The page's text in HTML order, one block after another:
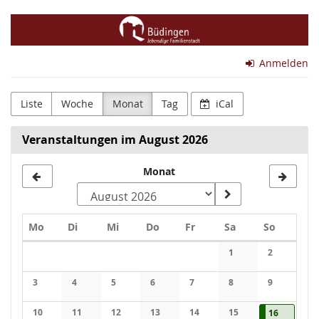
ZumMagistrat
der
Stadt
Büdingen
Anmelden
Liste Woche Monat Tag iCal
Veranstaltungen im August 2026
Monat
Mo Montag
DiDienstag
MiMittwoch
Do Donnerstag
FrFreitagSaSamstag
So
1
Keine
2
Keine
3
Keine Veranstaltungen
4
Keine Veranstaltungen
5
Keine Veranstaltungen
6
Keine Veranstaltungen
7
Keine Veranstaltungen
8
Keine
9
Keine
10 11 12 13 14 15 161